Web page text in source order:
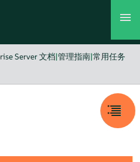
Server 文档|管理指南|常用任务